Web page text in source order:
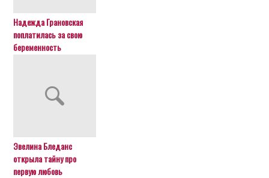
Надежда Грановская
поплатилась за свою
беременность
Эвелина Бледанс
открыла тайну про
первую любовь